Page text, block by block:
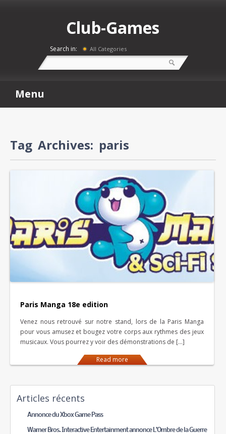
Club-Games
Search in: All Categories
Menu
Tag Archives: paris
Paris Manga 18e edition
Venez nous retrouvé sur notre stand, lors de la Paris Manga
pour vous amusez et bougez votre corps aux rythmes des jeux
musicaux. Vous pourrez y voir des démonstrations de […]
Read more
Articles récents
Annonce du Xbox Game Pass
Warner Bros. Interactive Entertainment annonce L’Ombre de la Guerre